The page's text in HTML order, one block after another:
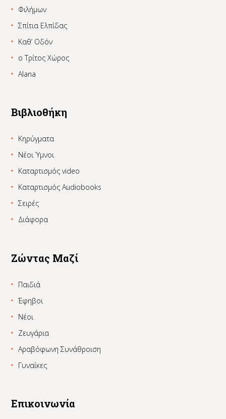
Φιλήμων
Σπίτια Ελπίδας
Καθ’ Οδόν
ο Τρίτος Χώρος
Alana
Βιβλιοθήκη
Κηρύγματα
Νέοι Ύμνοι
Καταρτισμός video
Καταρτισμός Audiobooks
Σειρές
Διάφορα
Ζώντας Μαζί
Παιδιά
Έφηβοι
Νέοι
Ζευγάρια
Αραβόφωνη Συνάθροιση
Γυναίκες
Επικοινωνία